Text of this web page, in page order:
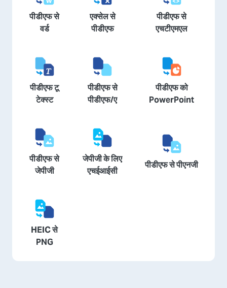
पीडीएफ से
वर्ड
एक्सेल से
पीडीएफ
पीडीएफ से
एचटीएमएल
पीडीएफ टू
टेक्स्ट
पीडीएफ से
पीडीएफ/ए
पीडीएफ को
PowerPoint
पीडीएफ से
जेपीजी
जेपीजी के लिए
एचईआईसी
पीडीएफ से पीएनजी
HEIC से
PNG